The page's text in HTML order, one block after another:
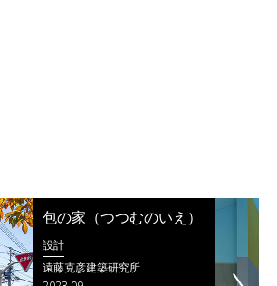
eggg park
設計
原広司+アトリエ・ファイ建築研
究所